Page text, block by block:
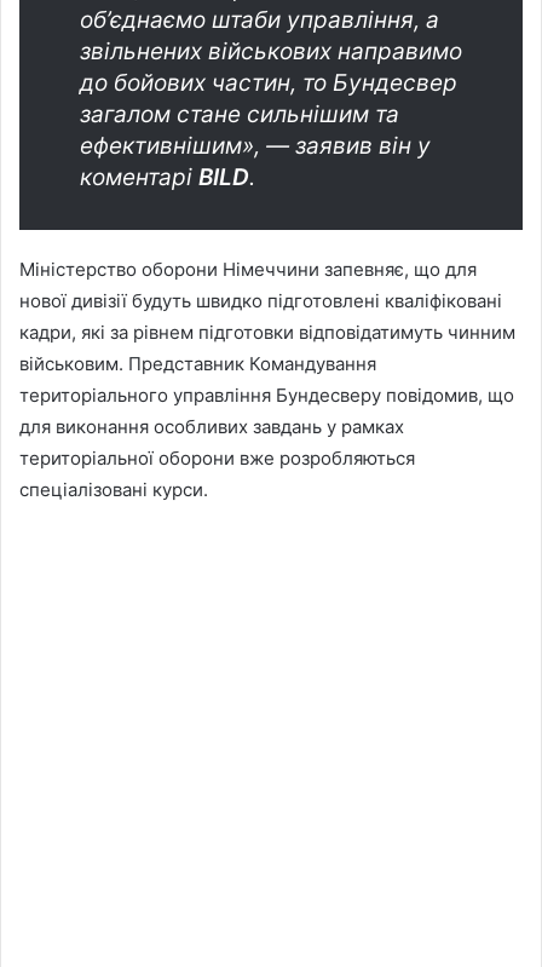
об’єднаємо штаби управління, а
звільнених військових направимо
до бойових частин, то Бундесвер
загалом стане сильнішим та
ефективнішим», — заявив він у
коментарі BILD.
Міністерство оборони Німеччини запевняє, що для
нової дивізії будуть швидко підготовлені кваліфіковані
кадри, які за рівнем підготовки відповідатимуть чинним
військовим. Представник Командування
територіального управління Бундесверу повідомив, що
для виконання особливих завдань у рамках
територіальної оборони вже розробляються
спеціалізовані курси.